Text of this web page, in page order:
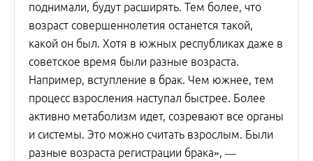
поднимали, будут расширять. Тем более, что
возраст совершеннолетия останется такой,
какой он был. Хотя в южных республиках даже в
советское время были разные возраста.
Например, вступление в брак. Чем южнее, тем
процесс взросления наступал быстрее. Более
активно метаболизм идет, созревают все органы
и системы. Это можно считать взрослым. Были
разные возраста регистрации брака», —